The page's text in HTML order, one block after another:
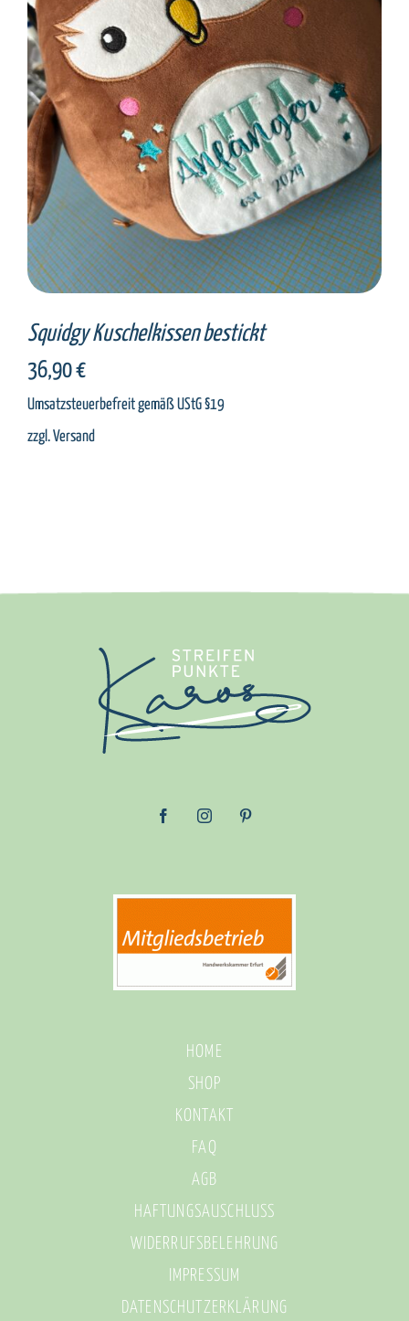
SELECT OPTIONS / DETAILS
Squidgy Kuschelkissen bestickt
36,90€
Umsatzsteuerbefreit gemäß UStG §19
zzgl.Versand
HOME
SHOP
KONTAKT
FAQ
AGB
HAFTUNGSAUSCHLUSS
WIDERRUFSBELEHRUNG
IMPRESSUM
DATENSCHUTZERKLÄRUNG